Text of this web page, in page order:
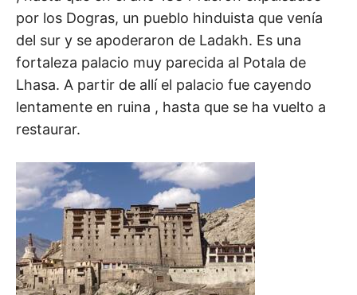
por los Dogras, un pueblo hinduista que venía
del sur y se apoderaron de Ladakh. Es una
fortaleza palacio muy parecida al Potala de
Lhasa. A partir de allí el palacio fue cayendo
lentamente en ruina , hasta que se ha vuelto a
restaurar.